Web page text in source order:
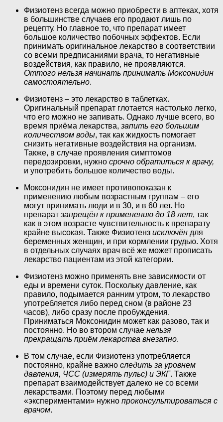
Физиотенз всегда можно приобрести в аптеках, хотя
в большинстве случаев его продают лишь по
рецепту. Но главное то, что препарат имеет
большое количество побочных эффектов. Если
принимать оригинальное лекарство в соответствии
со всеми предписаниями врача, то негативные
воздействия, как правило, не проявляются.
Оттого нельзя начинать принимать Моксонидин
самостоятельно.
Физиотенз – это лекарство в таблетках.
Оригинальный препарат глотается настолько легко,
что его можно не запивать. Однако лучше всего, во
время приёма лекарства, запить его большим
количеством воды, так как жидкость помогает
снизить негативные воздействия на организм.
Также, в случае проявления симптомов
передозировки, нужно срочно обратиться к врачу,
и употребить большое количество воды.
Моксонидин не имеет противопоказан к
применению любым возрастным группам – его
могут принимать люди и в 30, и в 60 лет. Но
препарат запрещён к применению до 18 лет, так
как в этом возрасте чувствительность к препарату
крайне высокая. Также Физиотенз исключён для
беременных женщин, и при кормлении грудью. Хотя
в отдельных случаях врач всё же может прописать
лекарство пациентам из этой категории.
Физиотенз можно применять вне зависимости от
еды и времени суток. Поскольку давление, как
правило, подымается ранним утром, то лекарство
употребляется либо перед сном (в районе 23
часов), либо сразу после пробуждения.
Приниматься Моксонидин может как разово, так и
постоянно. Но во втором случае нельзя
прекращать приём лекарства внезапно.
В том случае, если Физиотенз употребляется
постоянно, крайне важно следить за уровнем
давления, ЧСС (измерять пульс) и ЭКГ. Также
препарат взаимодействует далеко не со всеми
лекарствами. Поэтому перед любыми
«экспериментами» нужно проконсультироваться с
врачом.